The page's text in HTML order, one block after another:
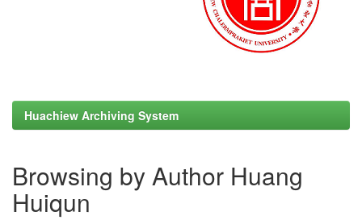
Huachiew Archiving System
Browsing by Author Huang
Huiqun